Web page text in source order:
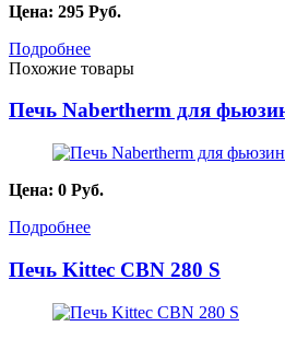
Цена: 295 Руб.
Подробнее
Похожие товары
Печь Nabertherm для
Цена: 0 Руб.
Подробнее
Печь Kittec CBN 280 S